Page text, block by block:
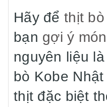
Hãy để thịt
bạn gợi ý
nguyên liệu
bò Kobe
thịt đặc biệt